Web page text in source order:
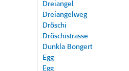
Dreiangel
Dreiangelweg
Dröschi
Dröschistrasse
Dunkla Bongert
Egg
Egg